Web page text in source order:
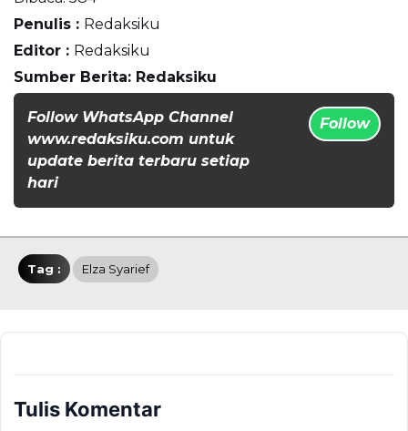
Penulis : Redaksiku
Editor : Redaksiku
Sumber Berita: Redaksiku
Follow WhatsApp Channel
www.redaksiku.com untuk
update berita terbaru setiap
hari
Follow
Tag : Elza Syarief
Tulis Komentar